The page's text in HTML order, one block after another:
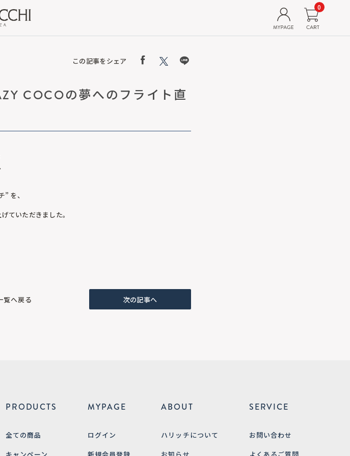
0
この記事をシェア
COCOの夢へのフライト直
を、
ていただきました。
覧へ戻る 次の記事へ
PRODUCTS
全ての商品
MYPAGE
ログイン
ABOUT
ハリッチについて
SERVICE
お問い合わせ